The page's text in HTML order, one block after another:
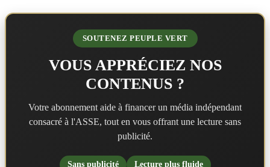
SOUTENEZ PEUPLE VERT
VOUS APPRÉCIEZ NOS
CONTENUS ?
Votre abonnement aide à financer un média indépendant
consacré à l'ASSE, tout en vous offrant une lecture sans
publicité.
Sans publicité Lecture plus fluide